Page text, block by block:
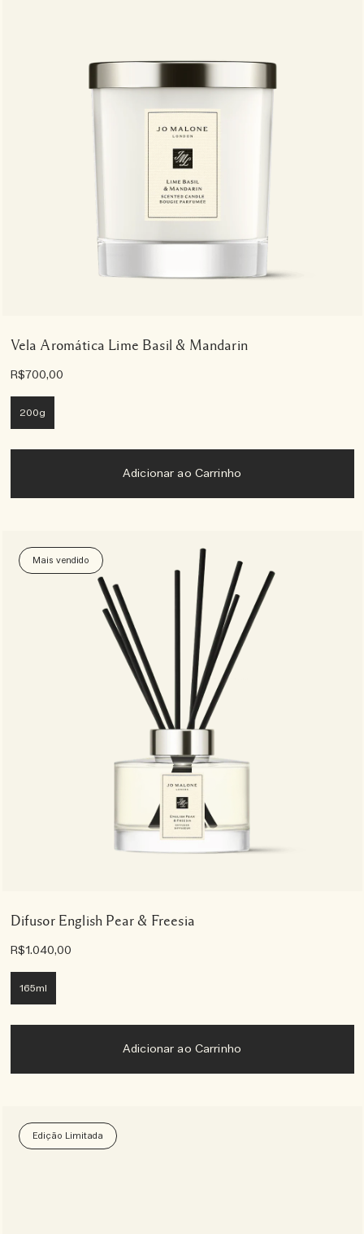
Vela Aromática Lime Basil & Mandarin
R$700,00
200g
Adicionar ao Carrinho
Mais vendido
Difusor English Pear & Freesia
R$1.040,00
165ml
Adicionar ao Carrinho
Edição Limitada